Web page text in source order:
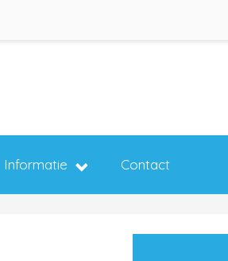
Informatie Contact